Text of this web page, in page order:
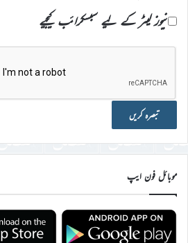
نیوز لیٹر کے لیے سبسکرائب کیجیے
موبائل فون ایپ